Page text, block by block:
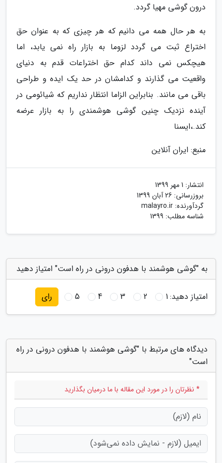
درون گوشی مهیا گردد.
به هر حال همه می دانیم که هر چیزی که به عنوان حق
اختراع ثبت می گردد لزوما به بازار راه نمی یابد، اما
هیچکس نمی داند کدام حق اختراعات قدم به دنیای
واقعیت می گذارند و کدامشان در حد یک ایده و طراحی
باقی می مانند. بنابراین الزاما انتظار نداریم که شیائومی در
آینده نزدیک چنین گوشی هوشمندی را به بازار عرضه
کند.،ایسنا
منبع: ایران آنلاین
انتشار: 1 مهر 1399
بروزرسانی: 26 آبان 1399
گردآورنده: malayro.ir
شناسه مطلب: 1399
به "گوشی هوشمند با هدفون درونی در راه است" امتیاز دهید
امتیاز دهید:1
2
3
4
5 رای
دیدگاه های مرتبط با "گوشی هوشمند با هدفون درونی در راه
است"
* نظرتان را در مورد این مقاله با ما درمیان بگذارید